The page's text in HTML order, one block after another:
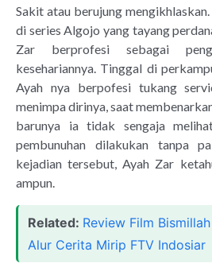
Sakit atau berujung
di series Algojo yang tayang
Zar berprofesi sebagai
kesehariannya. Tinggal di
Ayah nya berpofesi tukang
menimpa dirinya, saat
barunya ia tidak sengaja
pembunuhan dilakukan tanpa
kejadian tersebut, Ayah Zar
ampun.
Related: Review Film
Alur Cerita Mirip FTV Indosiar